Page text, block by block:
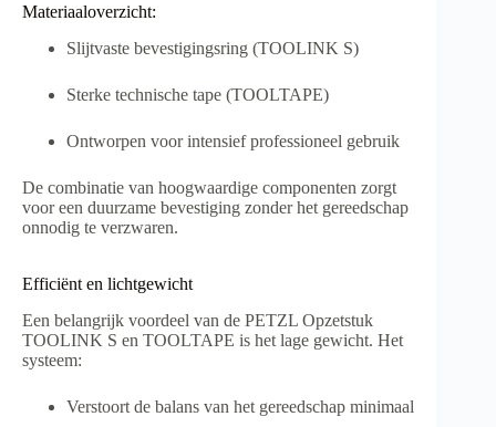
Materiaaloverzicht:
Slijtvaste bevestigingsring (TOOLINK S)
Sterke technische tape (TOOLTAPE)
Ontworpen voor intensief professioneel gebruik
De combinatie van hoogwaardige componenten zorgt
voor een duurzame bevestiging zonder het gereedschap
onnodig te verzwaren.
Efficiënt en lichtgewicht
Een belangrijk voordeel van de PETZL Opzetstuk
TOOLINK S en TOOLTAPE is het lage gewicht. Het
systeem:
Verstoort de balans van het gereedschap minimaal